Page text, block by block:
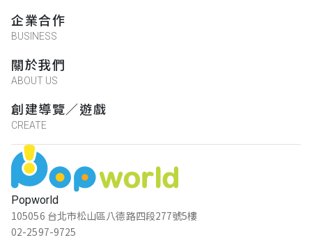
Popworld
105056 台北市松山區八德路四段277號5樓
02-2597-9725
企業合作
BUSINESS
關於我們
ABOUT US
創建導覽／遊戲
CREATE